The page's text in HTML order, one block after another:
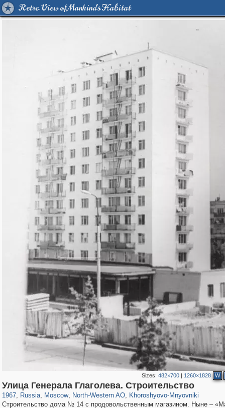
Retro View of Mankind's Habitat
Sizes:482×700 | 1260×1828 W
Улица Генерала Глаголева. Строительство
1967, Russia
1,407,375 29,248
, Moscow
319,882 8,286
, North-Western AO
8,080 112
, Khoroshyovo-Mnyovniki
2,367 28
Строительство дома № 14 с продовольственным магазином. Ныне –